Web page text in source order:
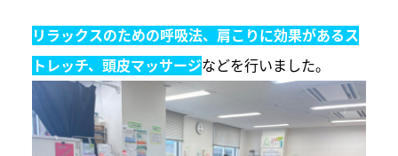
リラックスのための呼吸法、肩こりに効果があるス
トレッチ、頭皮マッサージなどを行いました。